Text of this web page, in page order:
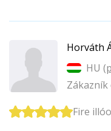
Horváth
HU (
Fire